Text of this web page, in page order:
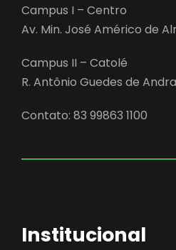
Campus I – Centro
Av. Min. José Américo de
Campus II – Catolé
R. Antônio Guedes de
Contato: 83 99863 1100
Institucional